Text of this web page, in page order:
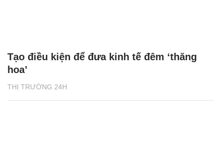
THỊ TRƯỜNG 24H
Tạo điều kiện để đưa kinh tế đêm ‘thăng
hoa’